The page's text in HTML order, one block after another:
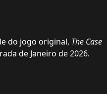
do jogo original, The Case
de Janeiro de 2026.